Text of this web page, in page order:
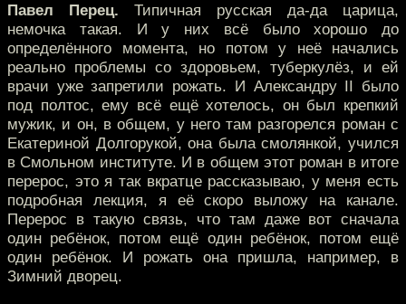
Павел Перец. Типичная русская да-да царица,
немочка такая. И у них всё было хорошо до
определённого момента, но потом у неё начались
реально проблемы со здоровьем, туберкулёз, и ей
врачи уже запретили рожать. И Александру II было
под полтос, ему всё ещё хотелось, он был крепкий
мужик, и он, в общем, у него там разгорелся роман с
Екатериной Долгорукой, она была смолянкой, учился
в Смольном институте. И в общем этот роман в итоге
перерос, это я так вкратце рассказываю, у меня есть
подробная лекция, я её скоро выложу на канале.
Перерос в такую связь, что там даже вот сначала
один ребёнок, потом ещё один ребёнок, потом ещё
один ребёнок. И рожать она пришла, например, в
Зимний дворец.